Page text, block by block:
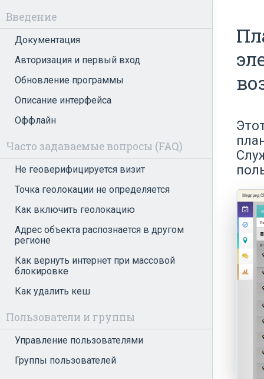
Введение
Документация
Авторизация и первый вход
Обновление программы
Описание интерфейса
Оффлайн
Часто задаваемые вопросы (FAQ)
Не геоверифицируется визит
Точка геолокации не определяется
Как включить геолокацию
Адрес объекта распознается в другом
регионе
Как вернуть интернет при массовой
блокировке
Как удалить кеш
Пользователи и группы
Управление пользователями
Группы пользователей